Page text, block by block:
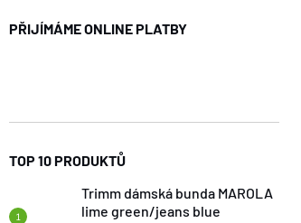
A
E
L
PŘIJÍMÁME ONLINE PLATBY
TOP 10 PRODUKTŮ
Trimm dámská bunda MAROLA
lime green/jeans blue